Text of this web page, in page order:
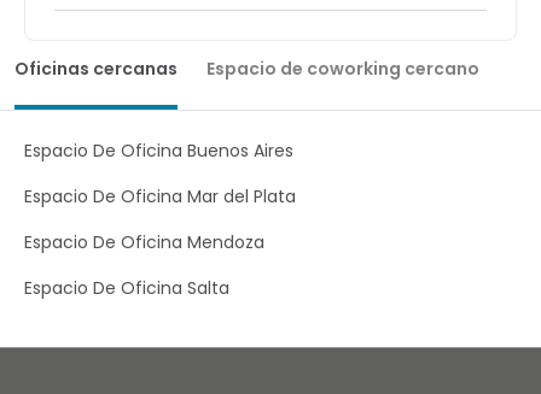
Oficinas cercanas Espacio de coworking cercano
Espacio De Oficina Buenos Aires
Espacio De Oficina Mar del Plata
Espacio De Oficina Mendoza
Espacio De Oficina Salta